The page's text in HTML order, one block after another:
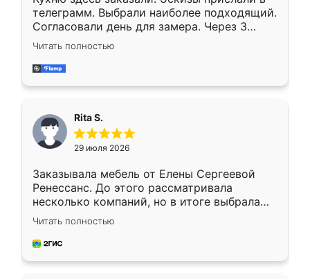
телеграмм. Выбрали наиболее подходящий.
Согласовали день для замера. Через 3
недели кухня была уже готова. Остались
довольны работой. Спасибо Ренессанс
мебель за качественную работу!
Читать полностью
Rita S.
29 июля 2026
Заказывала мебель от Елены Сергеевой
Ренессанс. До этого рассматривала
несколько компаний, но в итоге выбрала
эту. Сначала обговорили условия, потом
приехал замерщик, всё спокойно объяснил
и снял размеры. Изготовили в срок, с
Читать полностью